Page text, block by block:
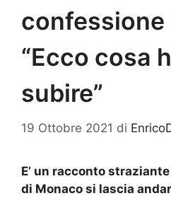
confessione
“Ecco cosa
subire”
19 Ottobre 2021 di
E’ un racconto
di Monaco si lascia